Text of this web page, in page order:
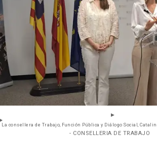
La consellera de Trabajo, Función Pública y Diálogo Social,
- CONSELLERIA DE TRABAJO